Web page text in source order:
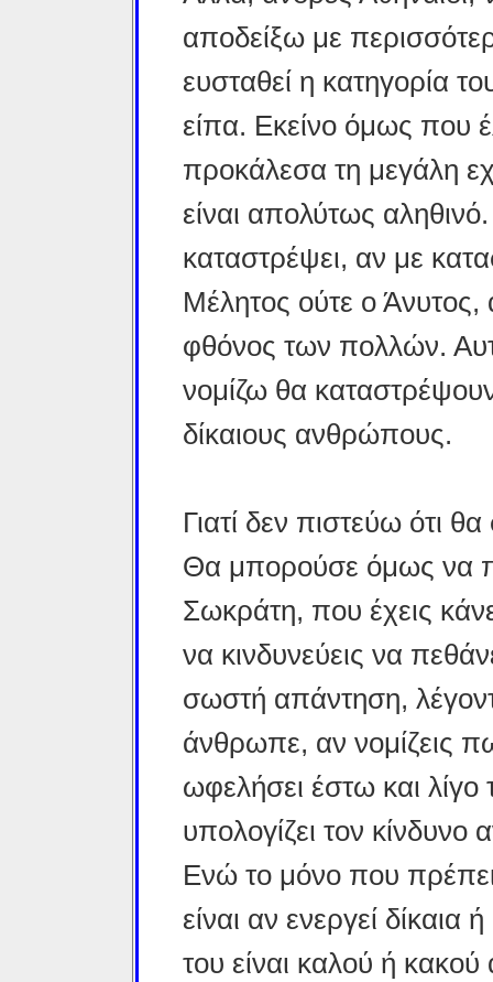
αποδείξω με
ευσταθεί η κατηγορία
είπα. Εκείνο όμως που
προκάλεσα τη μεγάλη
είναι απολύτως
καταστρέψει, αν με
Μέλητος ούτε ο Άνυτος,
φθόνος των πολλών.
νομίζω θα
δίκαιους ανθρώπους.
Γιατί δεν πιστεύω ότι
Θα μπορούσε όμως να
Σωκράτη, που έχεις
να κινδυνεύεις να
σωστή απάντηση,
άνθρωπε, αν νομίζεις
ωφελήσει έστω και
υπολογίζει τον
Ενώ το μόνο που πρέπει
είναι αν ενεργεί
του είναι καλού ή